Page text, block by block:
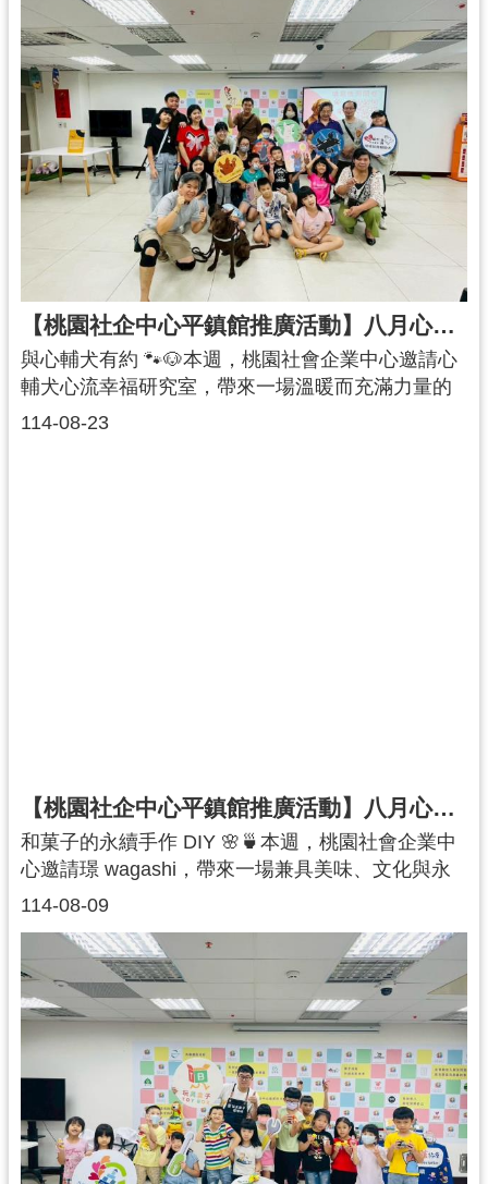
資
料
開
放
宣
告
手做分類實驗更能培養「安心吃、放心用」的生活
能力你知道嗎使用清潔用品後，並不是聞起來香香
的才代表洗乾淨喔！真正的安全與清潔來自對成分
的理解與正確選擇感謝每一位專注投入、勇於發問
的參與者你們的每一次思考與選擇都是守護健康、
實踐永續的最好行動
【桃園社企中心平鎮館推廣活動】八月心繫之手・溫暖同行-與心輔犬有約
114-08-23
與心輔犬有約 🐾🐶本週，桃園社會企業中心邀請心
輔犬心流幸福研究室，帶來一場溫暖而充滿力量的
「與心輔犬有約」活動。認識心輔犬 × 近距離陪伴
【桃園社企中心平鎮館推廣活動】八月心繫之手・溫暖同行-和菓子的永續手作DIY
114-08-09
和菓子的永續手作 DIY 🌸🍵本週，桃園社會企業中
心邀請璟 wagashi，帶來一場兼具美味、文化與永
續思維的和菓子手作體驗課程。五感體驗 × 節氣文
覺、嗅覺、聽覺、觸覺與味覺，全方位感受食材與
自然的連結。在專注的實作中，大家一步步完成屬
於自己的和菓子，體驗甜點製作的細膩與美感。從
美味到永續的思考除了品嚐美味，課程更強調食材
珍惜與減少浪費的重要性。您知道嗎？糧食浪費所
造成的碳排放，已是全球第三大排碳來源。透過這
次課程，參與者不僅學會和菓子製作技巧，更重新
思考「飲食」與「永續」的關係，理解甜點也能與
地球友好。感謝每一位專注製作、用心感受的參與